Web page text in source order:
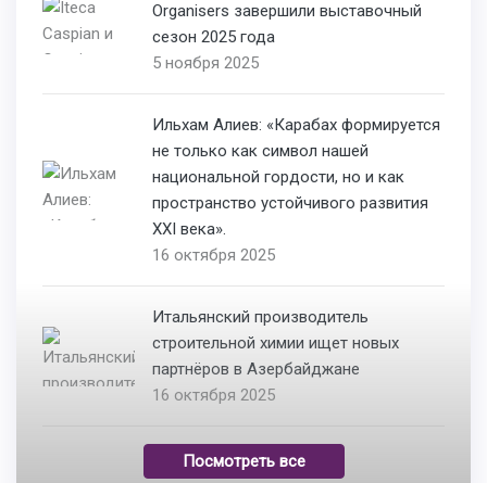
Organisers завершили выставочный
сезон 2025 года
5 ноября 2025
Ильхам Алиев: «Карабах формируется
не только как символ нашей
национальной гордости, но и как
пространство устойчивого развития
XXI века».
16 октября 2025
Итальянский производитель
строительной химии ищет новых
партнёров в Азербайджане
16 октября 2025
Посмотреть все